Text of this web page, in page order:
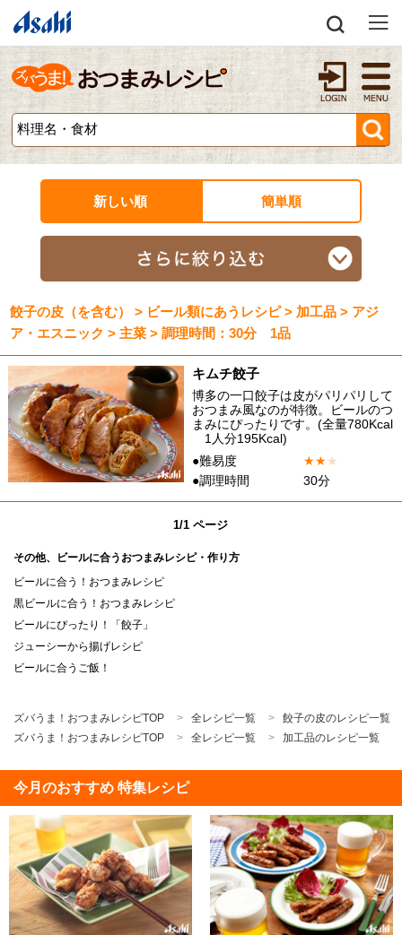
新しい順 簡単順
餃子の皮（を含む） > ビール類にあうレシピ > 加工品 > アジ
ア・エスニック > 主菜 > 調理時間：30分 1品
キムチ餃子
博多の一口餃子は皮がパリパリして
おつまみ風なのが特徴。ビールのつ
まみにぴったりです。(全量780Kcal
1人分195Kcal)
●難易度
★★★
●調理時間
30分
1/1 ページ
その他、ビールに合うおつまみレシピ・作り方
ビールに合う！おつまみレシピ
黒ビールに合う！おつまみレシピ
ビールにぴったり！「餃子」
ジューシーから揚げレシピ
ビールに合うご飯！
ズバうま！おつまみレシピTOP 全レシピ一覧
餃子の皮のレシピ一覧
ズバうま！おつまみレシピTOP
全レシピ一覧 加工品のレシピ一覧
今月のおすすめ 特集レシピ